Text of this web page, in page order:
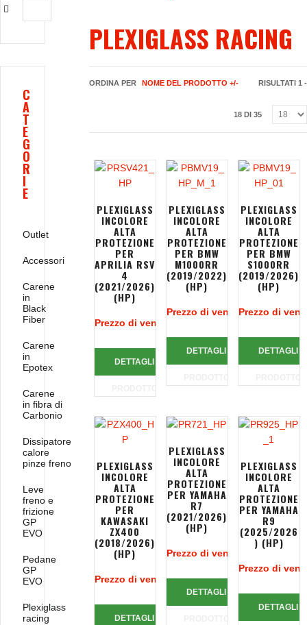
PLEXIGLASS RACING
ORDINA PER NOME DEL PRODOTTO +/- RISULTATI 1 -
18 DI 35
PLEXIGLASS
INCOLORE
ALTA
PROTEZIONE
PER
APRILIA RSV
4
(2021/2026)
(HP)
Prezzo di vendita:
DETTAGLI
PLEXIGLASS
INCOLORE
ALTA
PROTEZIONE
PER BMW
M1000RR
(2019/2022)
(HP)
Prezzo di vendita:108,66 €
DETTAGLI
PLEXIGLASS
INCOLORE
ALTA
PROTEZIONE
PER BMW
S1000RR
(2019/2026)
(HP)
Prezzo di
DETTAGLI
PLEXIGLASS
INCOLORE
ALTA
PROTEZIONE
PER
KAWASAKI
ZX400
(2018/2026)
(HP)
Prezzo di vendita:92,31 €
DETTAGLI
PLEXIGLASS
INCOLORE
ALTA
PROTEZIONE
PER YAMAHA
R7
(2021/2026)
(HP)
Prezzo di vendita:
DETTAGLI
PLEXIGLASS
INCOLORE
ALTA
PROTEZIONE
PER YAMAHA
R9
(2025/2026
) (HP)
Prezzo di
DETTAGLI
C
A
T
E
G
O
R
I
E
Outlet
Accessori
Carene
in
Black
Fiber
Carene
in
Epotex
Carene
in fibra di
Carbonio
Dissipatore
calore
pinze freno
Leve
freno e
frizione
GP
EVO
Pedane
GP
EVO
Plexiglass
racing